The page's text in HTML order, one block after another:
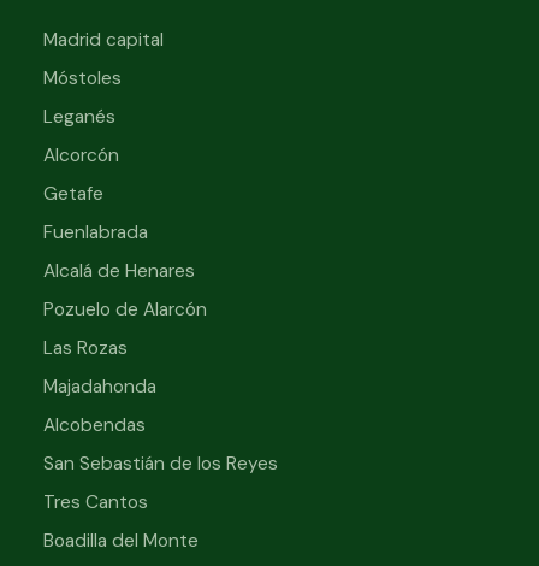
Madrid capital
Móstoles
Leganés
Alcorcón
Getafe
Fuenlabrada
Alcalá de Henares
Pozuelo de Alarcón
Las Rozas
Majadahonda
Alcobendas
San Sebastián de los Reyes
Tres Cantos
Boadilla del Monte